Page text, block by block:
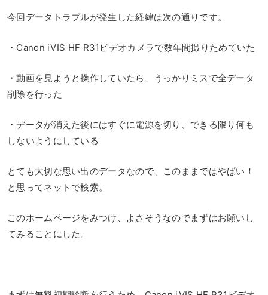
今回データトラブルが発生した経緯は次の通りです。
・Canon iVIS HF R31ビデオカメラで数年間撮りためていた
・動画を見ようと操作していたら、うっかりミスで全データ
削除を行った
・データが消えた後にはすぐに電源を切り、できる限り何も
しないようにしている
とても大切な思い出のデータなので、このままではやばい！
と思ってネットで検索。
このホームページをみつけ、よさそうなのでまずはお願いし
てみることにした。